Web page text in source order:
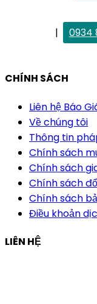
|
0934
CHÍNH SÁCH
Liên hệ Báo
Về chúng tôi
Thông tin
Chính sách
Chính sách
Chính sách
Chính sách
Điều khoản
LIÊN HỆ